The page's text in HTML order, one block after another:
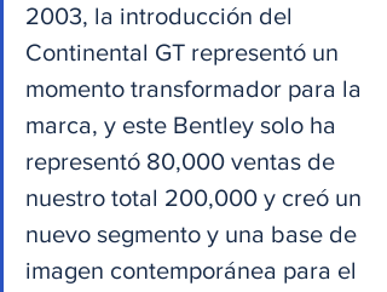
2003, la introducción del
Continental GT representó un
momento transformador para la
marca, y este Bentley solo ha
representó 80,000 ventas de
nuestro total 200,000 y creó un
nuevo segmento y una base de
imagen contemporánea para el